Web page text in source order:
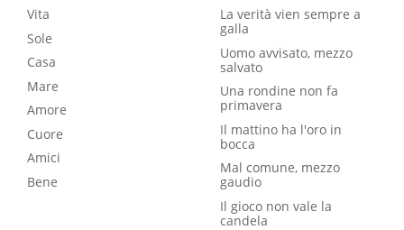
Vita
Sole
Casa
Mare
Amore
Cuore
Amici
Bene
La verità vien sempre a
galla
Uomo avvisato, mezzo
salvato
Una rondine non fa
primavera
Il mattino ha l'oro in
bocca
Mal comune, mezzo
gaudio
Il gioco non vale la
candela